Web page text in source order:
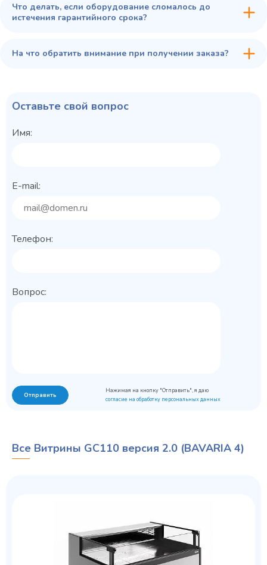
Что делать, если оборудование сломалось до
истечения гарантийного срока?
На что обратить внимание при получении заказа?
Оставьте свой вопрос
Имя:
E-mail:
Телефон:
Вопрос:
Отправить
Нажимая на кнопку "Отправить", я даю
согласие на обработку персональных данных
Все Витрины GC110 версия 2.0 (BAVARIA 4)